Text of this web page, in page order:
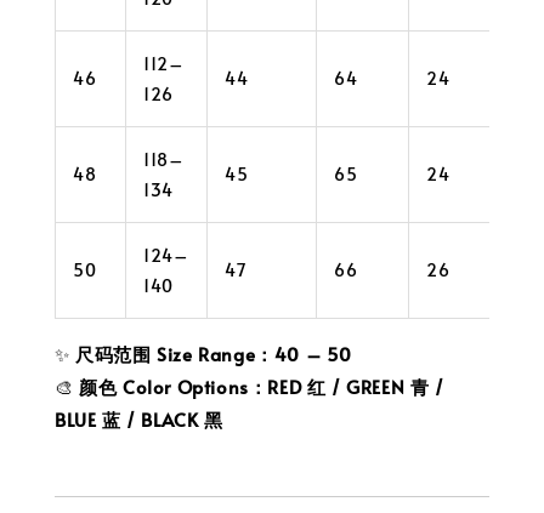
46
112–
126
44 64 24
48
118–
134
45 65 24
50
124–
140
47 66 26
✨ 尺码范围 Size Range：40 – 50
🎨 颜色 Color Options：RED 红 / GREEN 青 /
BLUE 蓝 / BLACK 黑